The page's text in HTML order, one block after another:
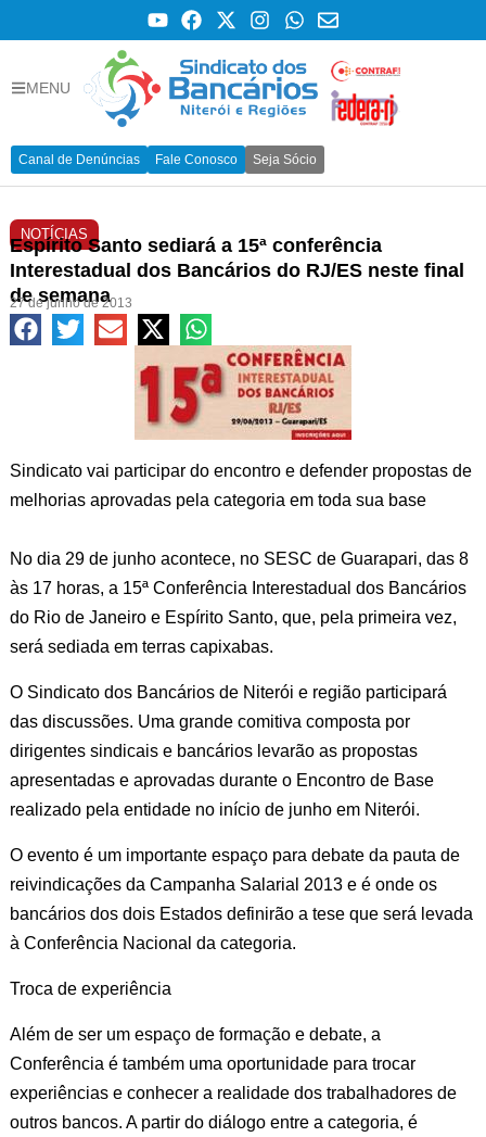
MENU
Canal de Denúncias Fale Conosco Seja Sócio
NOTÍCIAS
Espírito Santo sediará a 15ª conferência
Interestadual dos Bancários do RJ/ES neste final
de semana
27 de junho de 2013
Sindicato vai participar do encontro e defender propostas de
melhorias aprovadas pela categoria em toda sua base
No dia 29 de junho acontece, no SESC de Guarapari, das 8
às 17 horas, a 15ª Conferência Interestadual dos Bancários
do Rio de Janeiro e Espírito Santo, que, pela primeira vez,
será sediada em terras capixabas.
O Sindicato dos Bancários de Niterói e região participará
das discussões. Uma grande comitiva composta por
dirigentes sindicais e bancários levarão as propostas
apresentadas e aprovadas durante o Encontro de Base
realizado pela entidade no início de junho em Niterói.
O evento é um importante espaço para debate da pauta de
reivindicações da Campanha Salarial 2013 e é onde os
bancários dos dois Estados definirão a tese que será levada
à Conferência Nacional da categoria.
Troca de experiência
Além de ser um espaço de formação e debate, a
Conferência é também uma oportunidade para trocar
experiências e conhecer a realidade dos trabalhadores de
outros bancos. A partir do diálogo entre a categoria, é